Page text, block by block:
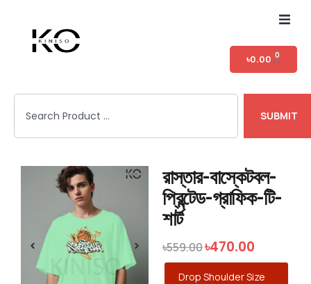
৳0.00 0
SUBMIT
রাস্তার-বাস্কেটবল-
প্রিন্টেড-গ্রাফিক-টি-
শার্ট
৳559.00৳470.00
Drop Shoulder Size